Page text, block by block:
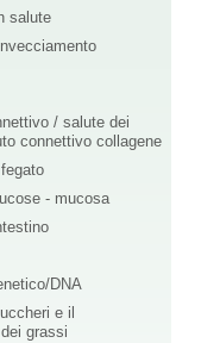
salute
/ salute dei
connettivo collagene
- mucosa
DNA
e il
grassi